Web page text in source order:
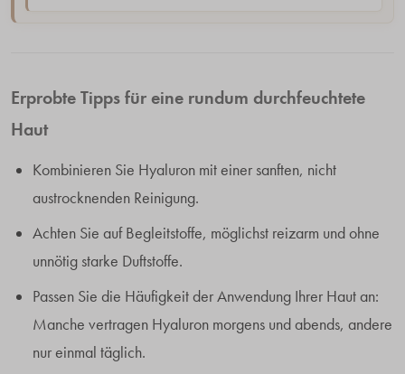
Erprobte Tipps für eine rundum durchfeuchtete
Haut
Kombinieren Sie Hyaluron mit einer sanften, nicht
austrocknenden Reinigung.
Achten Sie auf Begleitstoffe, möglichst reizarm und ohne
unnötig starke Duftstoffe.
Passen Sie die Häufigkeit der Anwendung Ihrer Haut an:
Manche vertragen Hyaluron morgens und abends, andere
nur einmal täglich.